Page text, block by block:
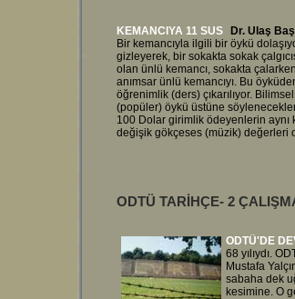
KEMANCIYA 11 SUS
Dr. Ulaş
Bir kemancıyla ilgili bir öykü
gizleyerek, bir sokakta sokak
olan ünlü kemancı, sokakta
anımsar ünlü kemancıyı. Bu
öğrenimlik (ders) çıkarılıyor.
(popüler) öykü üstüne
100 Dolar girimlik ödeyenlerin aynı
değişik gökçeses (müzik) değerleri
ODTÜ TARİHÇE- 2
ODTÜ'DE
68 yılıydı.
Mustafa
sabaha dek
kesimine. O